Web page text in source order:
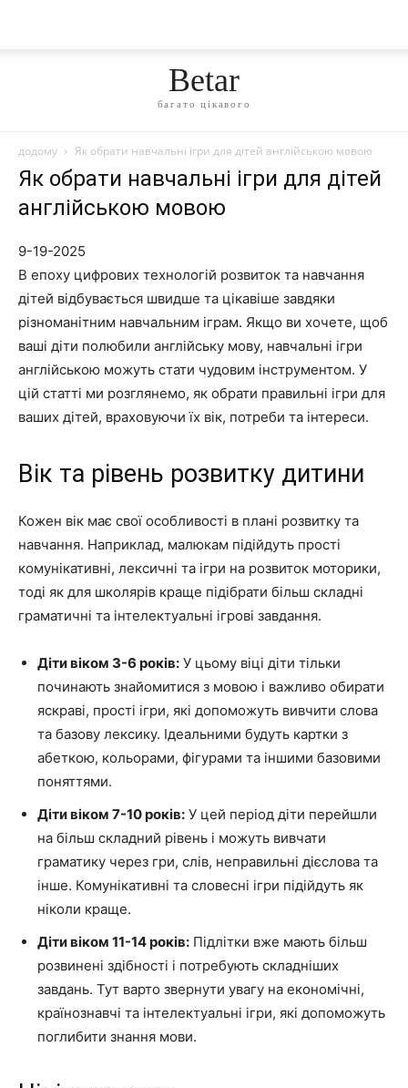
Betar
багато цікавого
додому Як обрати навчальні ігри для дітей англійською мовою
Як обрати навчальні ігри для дітей
англійською мовою
9-19-2025
В епоху цифрових технологій розвиток та навчання
дітей відбувається швидше та цікавіше завдяки
різноманітним навчальним іграм. Якщо ви хочете, щоб
ваші діти полюбили англійську мову, навчальні ігри
англійською можуть стати чудовим інструментом. У
цій статті ми розглянемо, як обрати правильні ігри для
ваших дітей, враховуючи їх вік, потреби та інтереси.
Вік та рівень розвитку дитини
Кожен вік має свої особливості в плані розвитку та
навчання. Наприклад, малюкам підійдуть прості
комунікативні, лексичні та ігри на розвиток моторики,
тоді як для школярів краще підібрати більш складні
граматичні та інтелектуальні ігрові завдання.
Діти віком 3-6 років: У цьому віці діти тільки
починають знайомитися з мовою і важливо обирати
яскраві, прості ігри, які допоможуть вивчити слова
та базову лексику. Ідеальними будуть картки з
абеткою, кольорами, фігурами та іншими базовими
поняттями.
Діти віком 7-10 років: У цей період діти перейшли
на більш складний рівень і можуть вивчати
граматику через гри, слів, неправильні дієслова та
інше. Комунікативні та словесні ігри підійдуть як
ніколи краще.
Діти віком 11-14 років: Підлітки вже мають більш
розвинені здібності і потребують складніших
завдань. Тут варто звернути увагу на економічні,
країнознавчі та інтелектуальні ігри, які допоможуть
поглибити знання мови.